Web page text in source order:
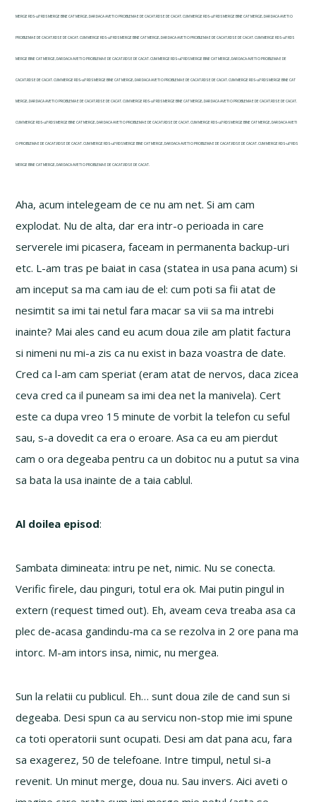
MERGE RDS-ul? RDS MERGE BINE CAT MERGE, DAR DACA AVETI O PROBLEMA E DE CACAT.RDS E DE CACAT. CUM MERGE RDS-ul? RDS MERGE BINE CAT MERGE, DAR DACA AVETI O
PROBLEMA E DE CACAT.RDS E DE CACAT. CUM MERGE RDS-ul? RDS MERGE BINE CAT MERGE, DAR DACA AVETI O PROBLEMA E DE CACAT.RDS E DE CACAT. CUM MERGE RDS-ul? RDS
MERGE BINE CAT MERGE, DAR DACA AVETI O PROBLEMA E DE CACAT.RDS E DE CACAT. CUM MERGE RDS-ul? RDS MERGE BINE CAT MERGE, DAR DACA AVETI O PROBLEMA E DE
CACAT.RDS E DE CACAT. CUM MERGE RDS-ul? RDS MERGE BINE CAT MERGE, DAR DACA AVETI O PROBLEMA E DE CACAT.RDS E DE CACAT. CUM MERGE RDS-ul? RDS MERGE BINE CAT
MERGE, DAR DACA AVETI O PROBLEMA E DE CACAT.RDS E DE CACAT. CUM MERGE RDS-ul? RDS MERGE BINE CAT MERGE, DAR DACA AVETI O PROBLEMA E DE CACAT.RDS E DE CACAT.
CUM MERGE RDS-ul? RDS MERGE BINE CAT MERGE, DAR DACA AVETI O PROBLEMA E DE CACAT.RDS E DE CACAT. CUM MERGE RDS-ul? RDS MERGE BINE CAT MERGE, DAR DACA AVETI
O PROBLEMA E DE CACAT.RDS E DE CACAT. CUM MERGE RDS-ul? RDS MERGE BINE CAT MERGE, DAR DACA AVETI O PROBLEMA E DE CACAT.RDS E DE CACAT. CUM MERGE RDS-ul? RDS
MERGE BINE CAT MERGE, DAR DACA AVETI O PROBLEMA E DE CACAT.RDS E DE CACAT.
Aha, acum intelegeam de ce nu am net. Si am cam
explodat. Nu de alta, dar era intr-o perioada in care
serverele imi picasera, faceam in permanenta backup-uri
etc. L-am tras pe baiat in casa (statea in usa pana acum) si
am inceput sa ma cam iau de el: cum poti sa fii atat de
nesimtit sa imi tai netul fara macar sa vii sa ma intrebi
inainte? Mai ales cand eu acum doua zile am platit factura
si nimeni nu mi-a zis ca nu exist in baza voastra de date.
Cred ca l-am cam speriat (eram atat de nervos, daca zicea
ceva cred ca il puneam sa imi dea net la manivela). Cert
este ca dupa vreo 15 minute de vorbit la telefon cu seful
sau, s-a dovedit ca era o eroare. Asa ca eu am pierdut
cam o ora degeaba pentru ca un dobitoc nu a putut sa vina
sa bata la usa inainte de a taia cablul.
Al doilea episod:
Sambata dimineata: intru pe net, nimic. Nu se conecta.
Verific firele, dau pinguri, totul era ok. Mai putin pingul in
extern (request timed out). Eh, aveam ceva treaba asa ca
plec de-acasa gandindu-ma ca se rezolva in 2 ore pana ma
intorc. M-am intors insa, nimic, nu mergea.
Sun la relatii cu publicul. Eh… sunt doua zile de cand sun si
degeaba. Desi spun ca au servicu non-stop mie imi spune
ca toti operatorii sunt ocupati. Desi am dat pana acu, fara
sa exagerez, 50 de telefoane. Intre timpul, netul si-a
revenit. Un minut merge, doua nu. Sau invers. Aici aveti o